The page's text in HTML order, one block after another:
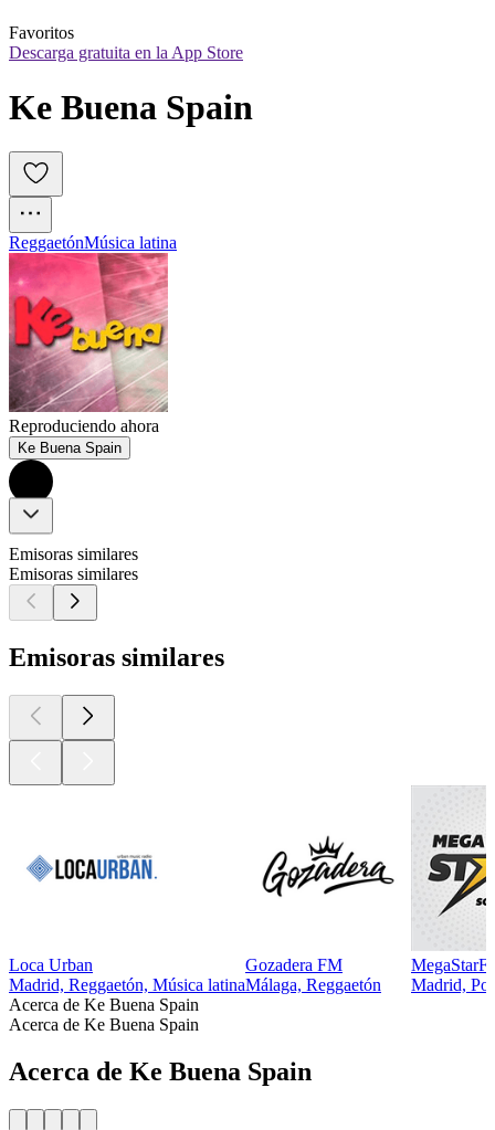
Favoritos
Descarga gratuita en la App Store
Ke Buena Spain
ReggaetónMúsica latina
Reproduciendo ahora
Ke Buena Spain
Emisoras similares
Emisoras similares
Emisoras similares
Loca Urban
Madrid, Reggaetón, Música latina
Gozadera FM
Málaga, Reggaetón
Madrid,
Acerca de Ke Buena Spain
Acerca de Ke Buena Spain
Acerca de Ke Buena Spain